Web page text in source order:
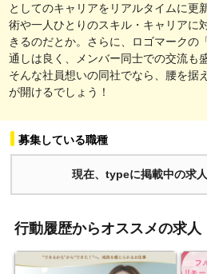
としてのキャリアをリアルタイムに更
術や一人ひとりのスキル・キャリアに
きるのだとか。さらに、ロゴマークの
通しは良く、メンバー同士での交流も
そんな社員想いの同社でなら、腰を据
が開けるでしょう！
募集している職種
現在、typeに掲載中の求人
行動履歴からオススメの求人